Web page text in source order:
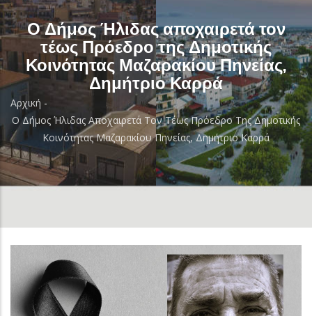
Ο Δήμος Ήλιδας αποχαιρετά τον
τέως Πρόεδρο της Δημοτικής
Κοινότητας Μαζαρακίου Πηνείας,
Δημήτριο Καρρά
Breadcrumb
Αρχική -
Ο Δήμος Ήλιδας Αποχαιρετά Τον Τέως Πρόεδρο Της Δημοτικής
Κοινότητας Μαζαρακίου Πηνείας, Δημήτριο Καρρά